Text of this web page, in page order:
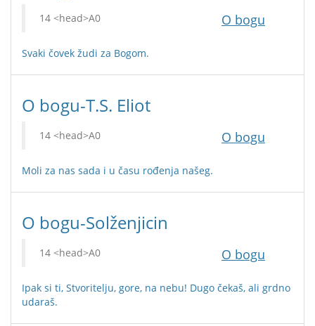
O bogu
Svaki čovek žudi za Bogom.
O bogu-T.S. Eliot
O bogu
Moli za nas sada i u času rođenja našeg.
O bogu-Solženjicin
O bogu
Ipak si ti, Stvoritelju, gore, na nebu! Dugo čekaš, ali grdno
udaraš.